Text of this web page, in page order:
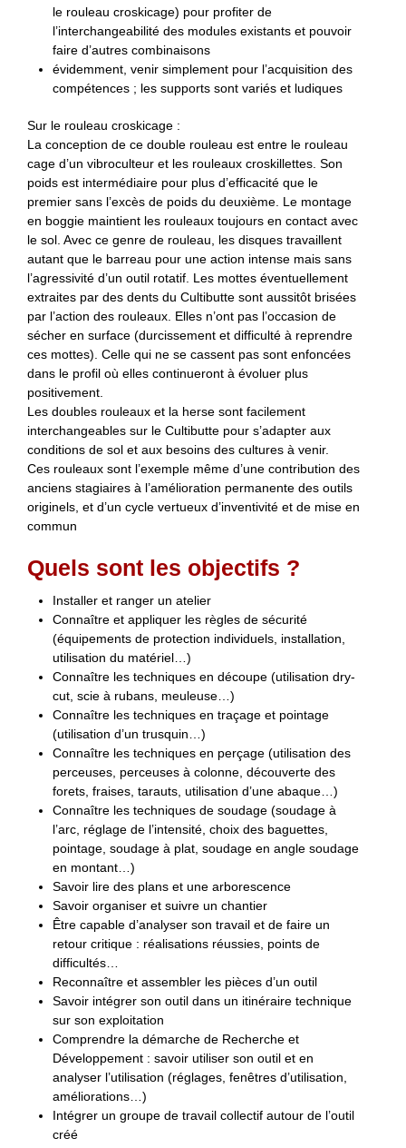
le rouleau croskicage) pour profiter de
l’interchangeabilité des modules existants et pouvoir
faire d’autres combinaisons
évidemment, venir simplement pour l’acquisition des
compétences ; les supports sont variés et ludiques
Sur le rouleau croskicage :
La conception de ce double rouleau est entre le rouleau
cage d’un vibroculteur et les rouleaux croskillettes. Son
poids est intermédiaire pour plus d’efficacité que le
premier sans l’excès de poids du deuxième. Le montage
en boggie maintient les rouleaux toujours en contact avec
le sol. Avec ce genre de rouleau, les disques travaillent
autant que le barreau pour une action intense mais sans
l’agressivité d’un outil rotatif. Les mottes éventuellement
extraites par des dents du Cultibutte sont aussitôt brisées
par l’action des rouleaux. Elles n’ont pas l’occasion de
sécher en surface (durcissement et difficulté à reprendre
ces mottes). Celle qui ne se cassent pas sont enfoncées
dans le profil où elles continueront à évoluer plus
positivement.
Les doubles rouleaux et la herse sont facilement
interchangeables sur le Cultibutte pour s’adapter aux
conditions de sol et aux besoins des cultures à venir.
Ces rouleaux sont l’exemple même d’une contribution des
anciens stagiaires à l’amélioration permanente des outils
originels, et d’un cycle vertueux d’inventivité et de mise en
commun
Quels sont les objectifs ?
Installer et ranger un atelier
Connaître et appliquer les règles de sécurité
(équipements de protection individuels, installation,
utilisation du matériel…)
Connaître les techniques en découpe (utilisation dry-
cut, scie à rubans, meuleuse…)
Connaître les techniques en traçage et pointage
(utilisation d’un trusquin…)
Connaître les techniques en perçage (utilisation des
perceuses, perceuses à colonne, découverte des
forets, fraises, tarauts, utilisation d’une abaque…)
Connaître les techniques de soudage (soudage à
l’arc, réglage de l’intensité, choix des baguettes,
pointage, soudage à plat, soudage en angle soudage
en montant…)
Savoir lire des plans et une arborescence
Savoir organiser et suivre un chantier
Être capable d’analyser son travail et de faire un
retour critique : réalisations réussies, points de
difficultés…
Reconnaître et assembler les pièces d’un outil
Savoir intégrer son outil dans un itinéraire technique
sur son exploitation
Comprendre la démarche de Recherche et
Développement : savoir utiliser son outil et en
analyser l’utilisation (réglages, fenêtres d’utilisation,
améliorations…)
Intégrer un groupe de travail collectif autour de l’outil
créé